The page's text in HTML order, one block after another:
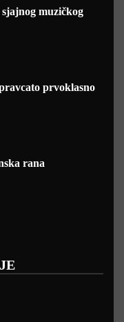
muzičkog
prvoklasno
rana